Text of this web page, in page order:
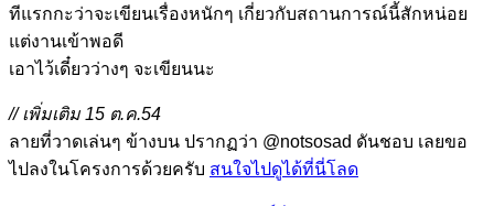
ทีแรกกะว่าจะเขียนเรื่องหนักๆ เกี่ยวกับสถานการณ์นี้สักหน่อย
แต่งานเข้าพอดี
เอาไว้เดี๋ยวว่างๆ จะเขียนนะ
// เพิ่มเติม 15 ต.ค.54
ลายที่วาดเล่นๆ ข้างบน ปรากฏว่า @notsosad ดันชอบ เลยขอ
ไปลงในโครงการด้วยครับ สนใจไปดูได้ที่นี่โลด